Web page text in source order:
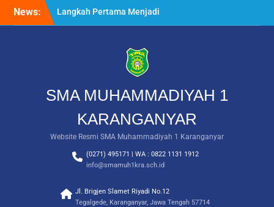
News:
Langkah Pertama Menjadi
Generasi Berkarakter,
Muhammadiyah 1
Karanganyar Dimulai
Kebangsaan
Saat Fajar Menyapa
Angkatan Baru, SMA
Muhammadiyah 1
Karanganyar Gelar
Awalussanah Penuh Makna
Rekapitulasi Realisasi
2026
SMA MUHAMMADIYAH 1
KARANGANYAR
Website Resmi SMA Muhammadiyah 1 Karanganyar
(0271) 495171 | WA : 0822 1131 1912
info@smamuh1kra.sch.id
Jl. Brigjen Slamet Riyadi No.12
Tegalgede, Karanganyar, Jawa Tengah 57714